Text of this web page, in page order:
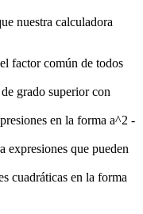
nuestra calculadora
factor común de todos
grado superior con
en la forma a^2 -
expresiones que pueden
cuadráticas en la forma